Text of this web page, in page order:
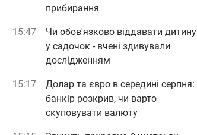
прибирання
15:47
Чи обов'язково віддавати дитину
у садочок - вчені здивували
дослідженням
15:17
Долар та євро в середині серпня:
банкір розкрив, чи варто
скуповувати валюту